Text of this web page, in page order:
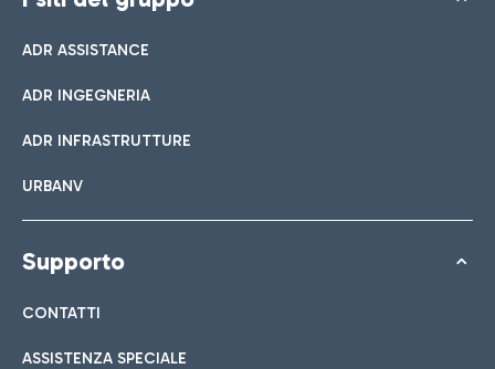
ADR ASSISTANCE
ADR INGEGNERIA
ADR INFRASTRUTTURE
URBANV
Supporto
CONTATTI
ASSISTENZA SPECIALE